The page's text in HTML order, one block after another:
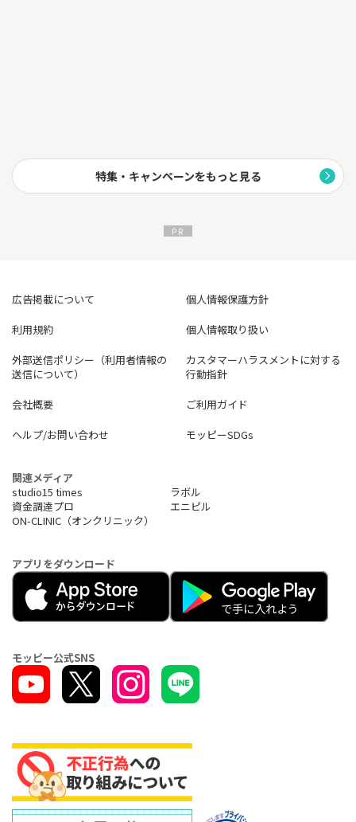
特集・キャンペーンをもっと見る
広告掲載について
個人情報保護方針
利用規約
個人情報取り扱い
外部送信ポリシー（利用者情報の
送信について）
カスタマーハラスメントに対する
行動指針
会社概要
ご利用ガイド
ヘルプ/お問い合わせ
モッピーSDGs
関連メディア
studio15 times
ラボル
資金調達プロ
エニピル
ON-CLINIC（オンクリニック）
アプリをダウンロード
モッピー公式SNS